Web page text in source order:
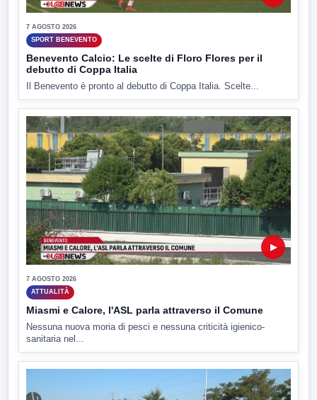
7 AGOSTO 2026
SPORT BENEVENTO
Benevento Calcio: Le scelte di Floro Flores per il
debutto di Coppa Italia
Il Benevento è pronto al debutto di Coppa Italia. Scelte...
▶
7 AGOSTO 2026
ATTUALITÀ
Miasmi e Calore, l'ASL parla attraverso il Comune
Nessuna nuova moria di pesci e nessuna criticità igienico-
sanitaria nel...